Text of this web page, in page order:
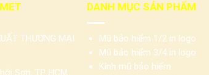
THƯƠNG MẠI
Sơn, TP HCM
DANH MỤC SẢN PHẨM
Mũ bảo hiểm 1/2 in logo
Mũ bảo hiểm 3/4 in logo
Kính mũ bảo hiểm